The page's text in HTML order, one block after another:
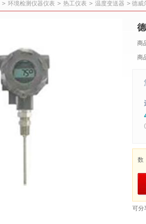
> 环境检测仪器仪表 > 热工仪表 > 温度变送器 > 德威
商
商
数
可分